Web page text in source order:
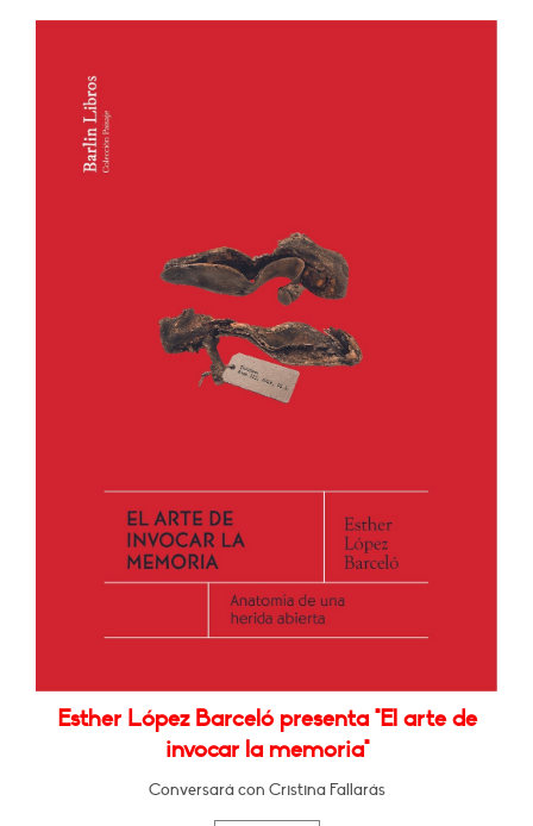
Esther López Barceló presenta "El arte de
invocar la memoria"
Conversará con Cristina Fallarás